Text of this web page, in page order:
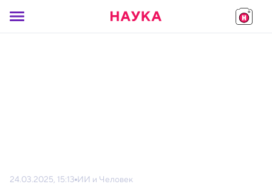
24.03.2025, 15:13 ИИ и Человек